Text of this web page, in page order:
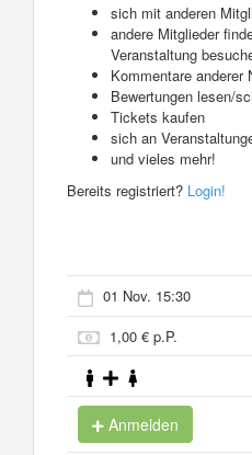
sich mit anderen
andere Mitglieder
Veranstaltung
Kommentare anderer
Bewertungen lesen/
Tickets kaufen
sich an
und vieles mehr!
Bereits registriert? Login!
01 Nov. 15:30
1,00 € p.P.
Anmelden